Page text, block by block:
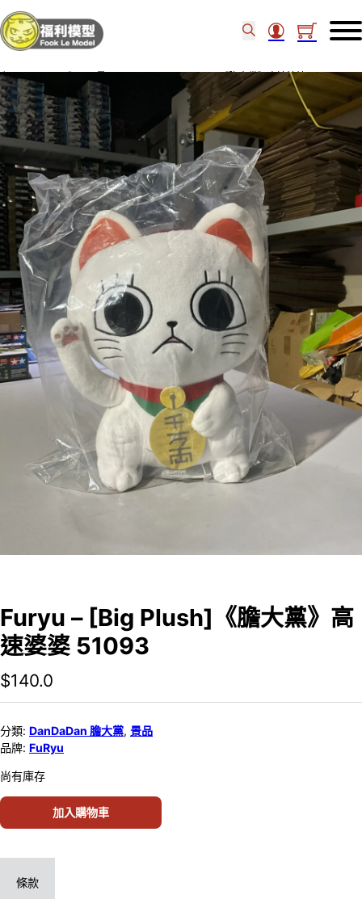
主頁 Furyu – [Big Plush]《膽大黨》高速婆婆 51093
Furyu – [Big Plush]《膽大黨》高
速婆婆 51093
$140.0
分類: DanDaDan 膽大黨, 景品
品牌: FuRyu
尚有庫存
加入購物車
條款